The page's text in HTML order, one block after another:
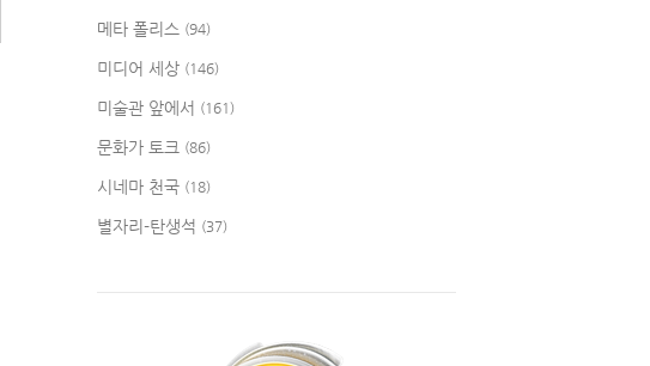
메타 폴리스 (94)
미디어 세상 (146)
미술관 앞에서 (161)
문화가 토크 (86)
시네마 천국 (18)
별자리-탄생석 (37)